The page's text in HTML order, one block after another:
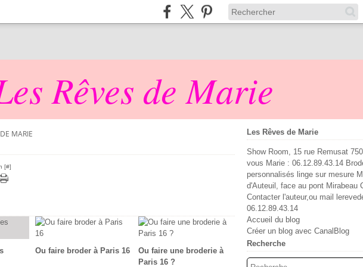
Rêves de Marie
MARIE
[#]
Ou faire broder à Paris 16
Ou faire une broderie à
Paris 16 ?
Les Rêves de Marie
Show Room, 15 rue Remusat
vous Marie : 06.12.89.43.14
personnalisés linge sur mesure
d'Auteuil, face au pont Mirabeau
Contacter l'auteur,ou mail
06.12.89.43.14
Accueil du blog
Créer un blog avec CanalBlog
Recherche